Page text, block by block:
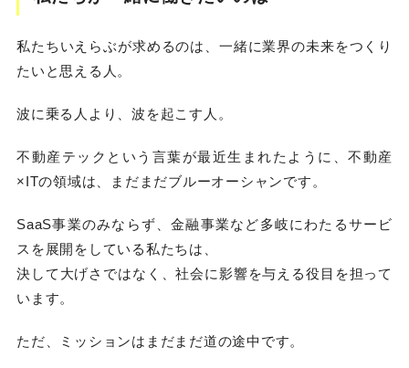
私たちいえらぶが求めるのは、一緒に業界の未来をつくり
たいと思える人。
波に乗る人より、波を起こす人。
不動産テックという言葉が最近生まれたように、不動産
×ITの領域は、まだまだブルーオーシャンです。
SaaS事業のみならず、金融事業など多岐にわたるサービ
スを展開をしている私たちは、
決して大げさではなく、社会に影響を与える役目を担って
います。
ただ、ミッションはまだまだ道の途中です。